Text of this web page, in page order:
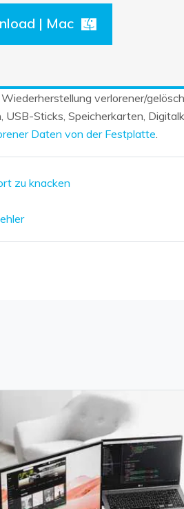
| Mac
verlorener/
Sticks, Speicherkarten,
Daten von der Festplatte.
zu knacken